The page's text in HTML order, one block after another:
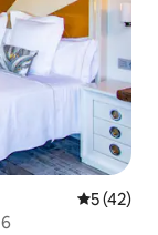
5 (42)